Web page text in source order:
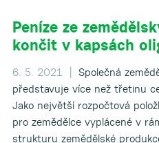
Peníze ze
končit v kapsách
6. 5. 2021 |
Společná
představuje více než třetinu
Jako největší rozpočtová
pro zemědělce vyplácené v
strukturu zemědělské